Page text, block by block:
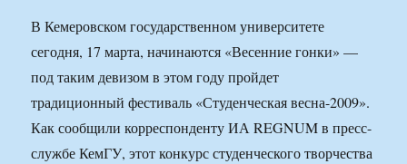
В Кемеровском государственном университете
сегодня, 17 марта, начинаются «Весенние гонки» —
под таким девизом в этом году пройдет
традиционный фестиваль «Студенческая весна-2009».
Как сообщили корреспонденту ИА REGNUM в пресс-
службе КемГУ, этот конкурс студенческого творчества